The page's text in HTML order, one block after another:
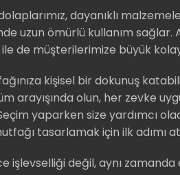
dayanıklı
uzun ömürlü kullanım sağlar.
de müşterilerimize büyük
kişisel bir dokunuş
arayışında olun, her zevke
yaparken size yardımcı
tasarlamak için ilk adımı
işlevselliği değil, aynı